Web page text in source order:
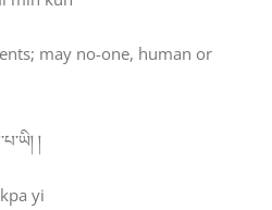
may no-one, human or
།
yi